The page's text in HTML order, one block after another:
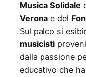
Musica Solidale
Verona e del
Sul palco si
musicisti
dalla passione
educativo che